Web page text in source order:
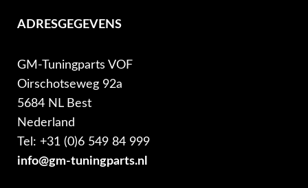
ADRESGEGEVENS
GM-Tuningparts VOF
Oirschotseweg 92a
5684 NL Best
Nederland
Tel: +31 (0)6 549 84 999
info@gm-tuningparts.nl